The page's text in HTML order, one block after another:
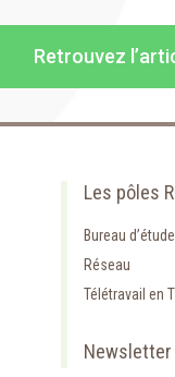
Retrouvez
Les pôles
Bureau
Réseau
Télétravail en
Newsletter